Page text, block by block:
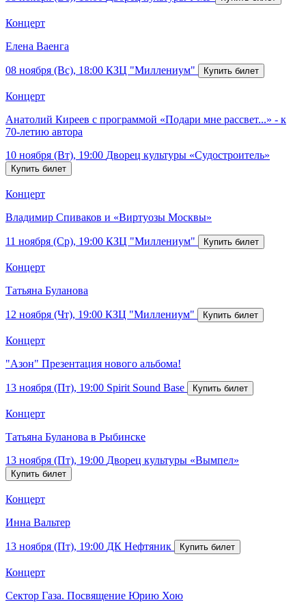
Концерт
Елена Ваенга
08 ноября (Вс), 18:00 КЗЦ "Миллениум"
Концерт
Анатолий Киреев с программой «Подари мне рассвет...» - к
70-летию автора
10 ноября (Вт), 19:00 Дворец культуры «Судостроитель»
Концерт
Владимир Спиваков и «Виртуозы Москвы»
11 ноября (Ср), 19:00 КЗЦ "Миллениум"
Концерт
Татьяна Буланова
12 ноября (Чт), 19:00 КЗЦ "Миллениум"
Концерт
"Азон" Презентация нового альбома!
13 ноября (Пт), 19:00 Spirit Sound Base
Концерт
Татьяна Буланова в Рыбинске
13 ноября (Пт), 19:00 Дворец культуры «Вымпел»
Концерт
Инна Вальтер
13 ноября (Пт), 19:00 ДК Нефтяник
Концерт
Сектор Газа. Посвящение Юрию Хою